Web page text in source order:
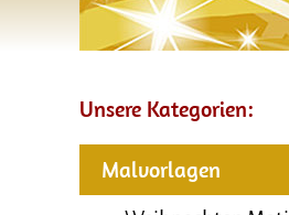
Unsere Kategorien:
Malvorlagen